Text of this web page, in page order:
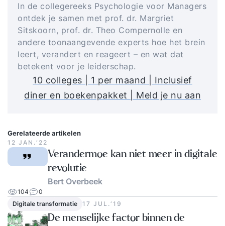
In de collegereeks Psychologie voor Managers
ontdek je samen met prof. dr. Margriet
Sitskoorn, prof. dr. Theo Compernolle en
andere toonaangevende experts hoe het brein
leert, verandert en reageert – en wat dat
betekent voor je leiderschap.
10 colleges | 1 per maand | Inclusief
diner en boekenpakket | Meld je nu aan
Gerelateerde artikelen
12 JAN.‘22
Verandermoe kan niet meer in digitale
revolutie
Bert Overbeek
104
0
Digitale transformatie
17 JUL.‘19
De menselijke factor binnen de